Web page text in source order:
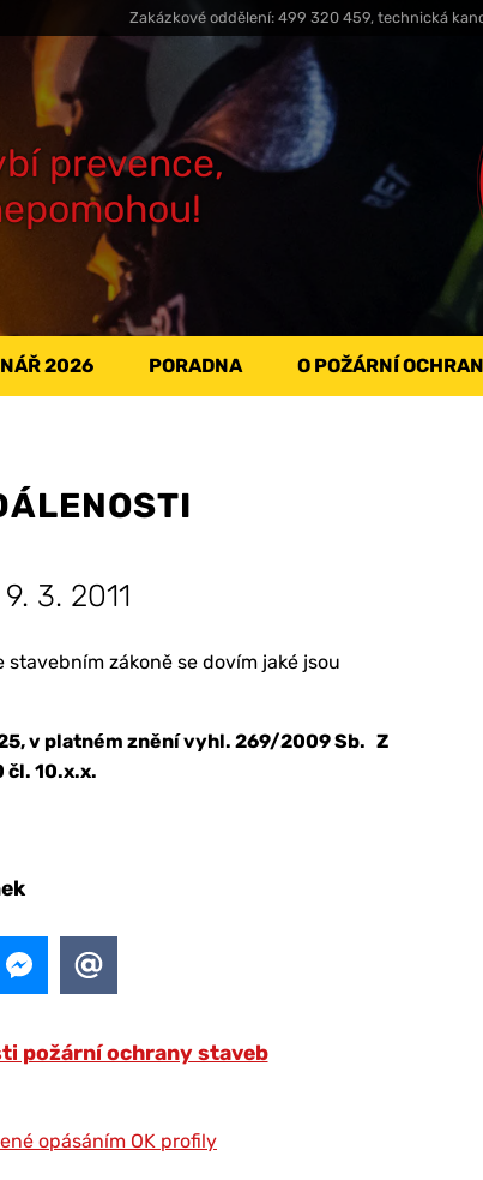
Zakázkové oddělení: 499 320 459, technická
prevence,
2026 PORADNA O POŽÁRNÍ
3. 2011
zákoně se dovím jaké jsou
v platném znění vyhl. 269/2009 Sb. Z
čl. 10.x.x.
požární ochrany staveb
opásáním OK profily